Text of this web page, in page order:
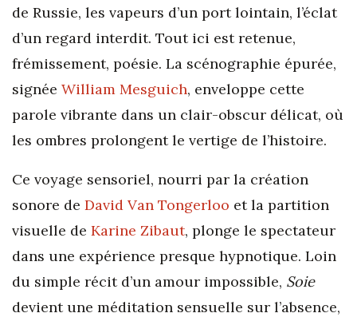
de Russie, les vapeurs d’un port lointain, l’éclat
d’un regard interdit. Tout ici est retenue,
frémissement, poésie. La scénographie épurée,
signée William Mesguich, enveloppe cette
parole vibrante dans un clair-obscur délicat, où
les ombres prolongent le vertige de l’histoire.
Ce voyage sensoriel, nourri par la création
sonore de David Van Tongerloo et la partition
visuelle de Karine Zibaut, plonge le spectateur
dans une expérience presque hypnotique. Loin
du simple récit d’un amour impossible, Soie
devient une méditation sensuelle sur l’absence,